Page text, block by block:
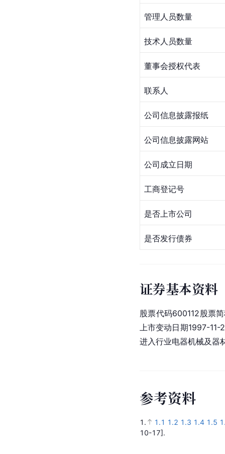
管理人员数量
技术人员数量
董事会授权代表
联系人
公司信息披露报纸
公司信息披露网站
公司成立日期
工商登记号
是否上市公司
是否发行债券
证券基本资料
股票代码600112股票
上市变动日期1997-
进入行业电器机械及
参考资料
1. 1.1 1.2 1.3 1.4 1.5
10-17].